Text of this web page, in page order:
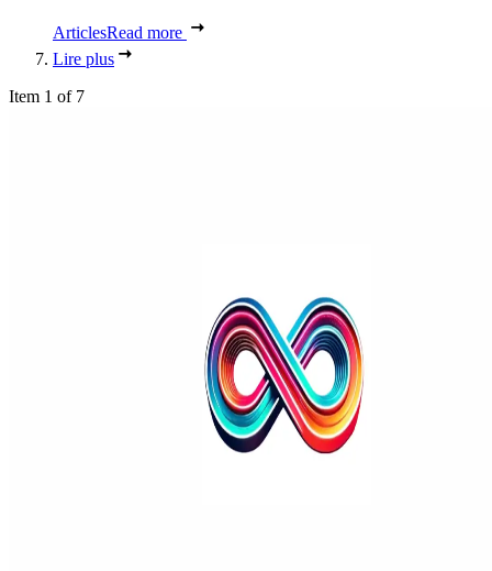
ArticlesRead more
Lire plus
Item 1 of 7